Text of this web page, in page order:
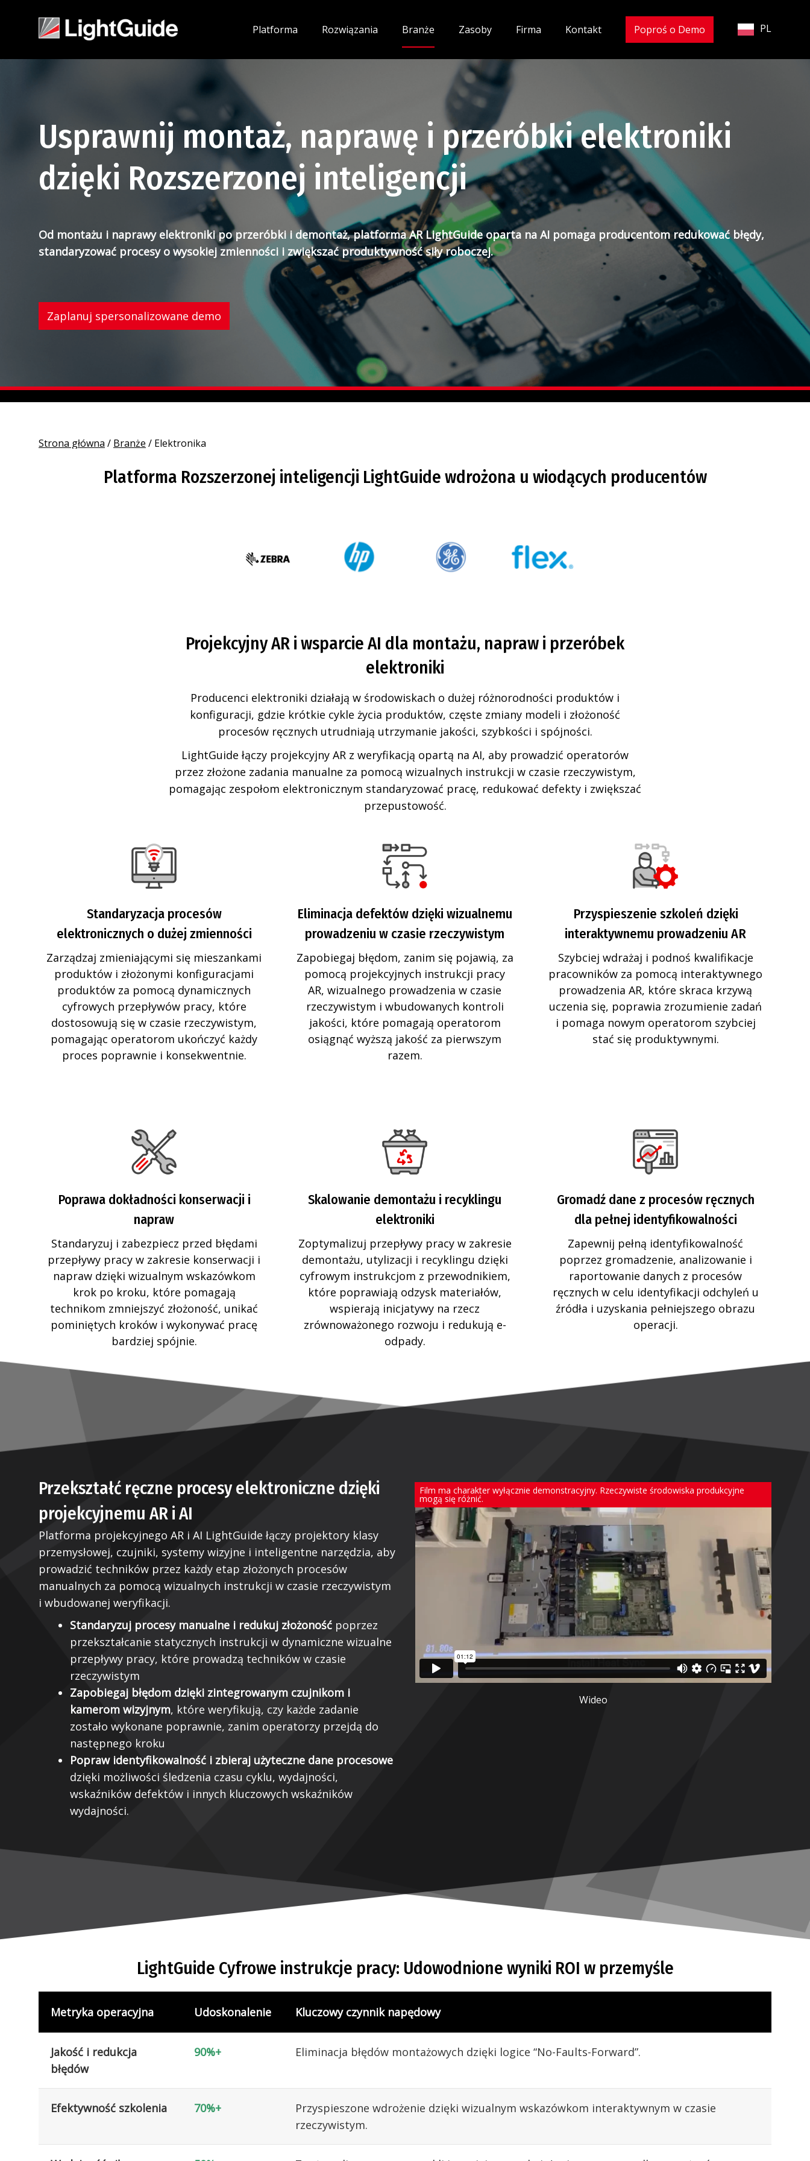
Platforma Rozwiązania Branże Zasoby Firma Kontakt Poproś o Demo PL
Usprawnij montaż, naprawę i przeróbki elektroniki
dzięki Rozszerzonej inteligencji
Od montażu i naprawy elektroniki po przeróbki i demontaż, platforma AR LightGuide oparta na AI pomaga producentom redukować błędy,
standaryzować procesy o wysokiej zmienności i zwiększać produktywność siły roboczej.
Zaplanuj spersonalizowane demo
Strona główna / Branże / Elektronika
Platforma Rozszerzonej inteligencji LightGuide wdrożona u wiodących producentów
Projekcyjny AR i wsparcie AI dla montażu, napraw i przeróbek
elektroniki
Producenci elektroniki działają w środowiskach o dużej różnorodności produktów i
konfiguracji, gdzie krótkie cykle życia produktów, częste zmiany modeli i złożoność
procesów ręcznych utrudniają utrzymanie jakości, szybkości i spójności.
LightGuide łączy projekcyjny AR z weryfikacją opartą na AI, aby prowadzić operatorów
przez złożone zadania manualne za pomocą wizualnych instrukcji w czasie rzeczywistym,
pomagając zespołom elektronicznym standaryzować pracę, redukować defekty i zwiększać
przepustowość.
Standaryzacja procesów
elektronicznych o dużej zmienności
Zarządzaj zmieniającymi się mieszankami
produktów i złożonymi konfiguracjami
produktów za pomocą dynamicznych
cyfrowych przepływów pracy, które
dostosowują się w czasie rzeczywistym,
pomagając operatorom ukończyć każdy
proces poprawnie i konsekwentnie.
Eliminacja defektów dzięki wizualnemu
prowadzeniu w czasie rzeczywistym
Zapobiegaj błędom, zanim się pojawią, za
pomocą projekcyjnych instrukcji pracy
AR, wizualnego prowadzenia w czasie
rzeczywistym i wbudowanych kontroli
jakości, które pomagają operatorom
osiągnąć wyższą jakość za pierwszym
razem.
Przyspieszenie szkoleń dzięki
interaktywnemu prowadzeniu AR
Szybciej wdrażaj i podnoś kwalifikacje
pracowników za pomocą interaktywnego
prowadzenia AR, które skraca krzywą
uczenia się, poprawia zrozumienie zadań
i pomaga nowym operatorom szybciej
stać się produktywnymi.
Poprawa dokładności konserwacji i
napraw
Standaryzuj i zabezpiecz przed błędami
przepływy pracy w zakresie konserwacji i
napraw dzięki wizualnym wskazówkom
krok po kroku, które pomagają
technikom zmniejszyć złożoność, unikać
pominiętych kroków i wykonywać pracę
bardziej spójnie.
Skalowanie demontażu i recyklingu
elektroniki
Zoptymalizuj przepływy pracy w zakresie
demontażu, utylizacji i recyklingu dzięki
cyfrowym instrukcjom z przewodnikiem,
które poprawiają odzysk materiałów,
wspierają inicjatywy na rzecz
zrównoważonego rozwoju i redukują e-
odpady.
Gromadź dane z procesów ręcznych
dla pełnej identyfikowalności
Zapewnij pełną identyfikowalność
poprzez gromadzenie, analizowanie i
raportowanie danych z procesów
ręcznych w celu identyfikacji odchyleń u
źródła i uzyskania pełniejszego obrazu
operacji.
Przekształć ręczne procesy elektroniczne dzięki
projekcyjnemu AR i AI
Platforma projekcyjnego AR i AI LightGuide łączy projektory klasy
przemysłowej, czujniki, systemy wizyjne i inteligentne narzędzia, aby
prowadzić techników przez każdy etap złożonych procesów
manualnych za pomocą wizualnych instrukcji w czasie rzeczywistym
i wbudowanej weryfikacji.
Standaryzuj procesy manualne i redukuj złożoność poprzez
przekształcanie statycznych instrukcji w dynamiczne wizualne
przepływy pracy, które prowadzą techników w czasie
rzeczywistym
Zapobiegaj błędom dzięki zintegrowanym czujnikom i
kamerom wizyjnym, które weryfikują, czy każde zadanie
zostało wykonane poprawnie, zanim operatorzy przejdą do
następnego kroku
Popraw identyfikowalność i zbieraj użyteczne dane procesowe
dzięki możliwości śledzenia czasu cyklu, wydajności,
wskaźników defektów i innych kluczowych wskaźników
wydajności.
Film ma charakter wyłącznie demonstracyjny. Rzeczywiste środowiska produkcyjne
mogą się różnić.
Wideo
LightGuide Cyfrowe instrukcje pracy: Udowodnione wyniki ROI w przemyśle
Metryka operacyjna Udoskonalenie Kluczowy czynnik napędowy
Jakość i redukcja
błędów
90%+ Eliminacja błędów montażowych dzięki logice “No-Faults-Forward”.
Efektywność szkolenia 70%+
Przyspieszone wdrożenie dzięki wizualnym wskazówkom interaktywnym w czasie
rzeczywistym.